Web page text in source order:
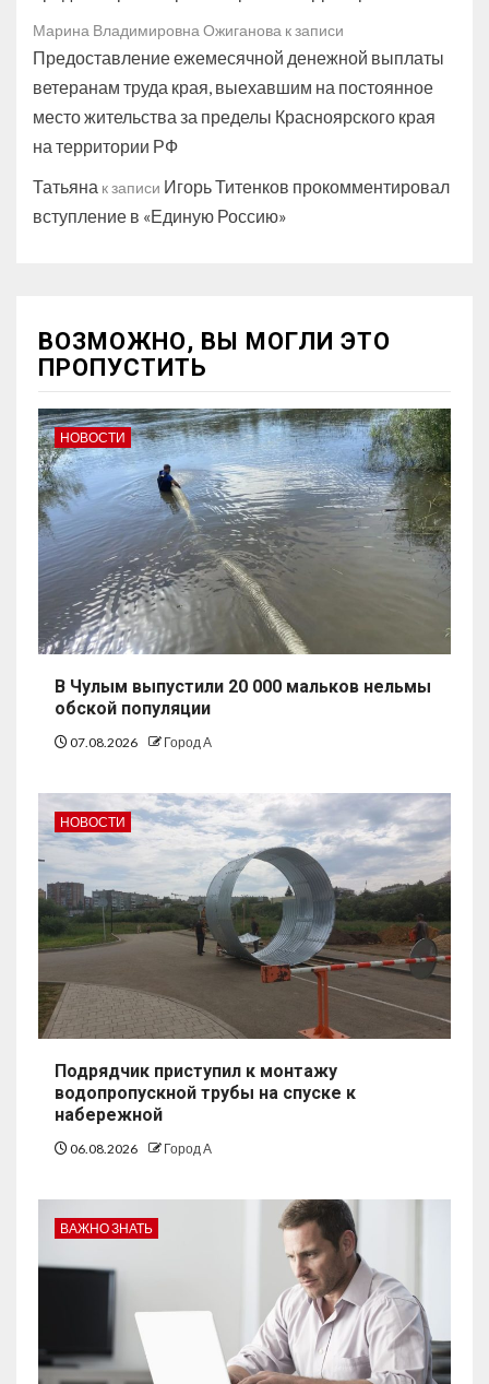
Марина Владимировна Ожиганова к записи
Предоставление ежемесячной денежной выплаты
ветеранам труда края, выехавшим на постоянное
место жительства за пределы Красноярского края
на территории РФ
Татьяна к записи Игорь Титенков прокомментировал
вступление в «Единую Россию»
ВОЗМОЖНО, ВЫ МОГЛИ ЭТО
ПРОПУСТИТЬ
НОВОСТИ
В Чулым выпустили 20 000 мальков нельмы
обской популяции
07.08.2026 Город А
НОВОСТИ
Подрядчик приступил к монтажу
водопропускной трубы на спуске к
набережной
06.08.2026 Город А
ВАЖНО ЗНАТЬ